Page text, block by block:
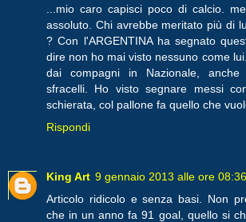
...mio caro capisci poco di calcio.
assoluto. Chi avrebbe meritato più di
? Con l'ARGENTINA ha segnato
dire non ho mai visto nessuno come
dai compagni in Nazionale, anche
sfracelli. Ho visto segnare messi
schierata, col pallone fa quello che
Rispondi
King Art 9 gennaio 2013 alle ore 08:36
Articolo ridicolo e senza basi. Non
che in un anno fa 91 goal, quello si